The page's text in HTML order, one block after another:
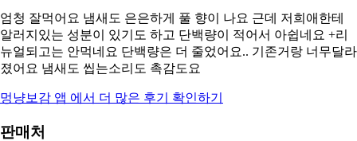
엄청 잘먹어요 냄새도 은은하게 풀 향이 나요 근데 저희애한테
알러지있는 성분이 있기도 하고 단백량이 적어서 아쉽네요 +리
뉴얼되고는 안먹네요 단백량은 더 줄었어요.. 기존거랑 너무달라
졌어요 냄새도 씹는소리도 촉감도요
멍냥보감 앱 에서 더 많은 후기 확인하기
판매처